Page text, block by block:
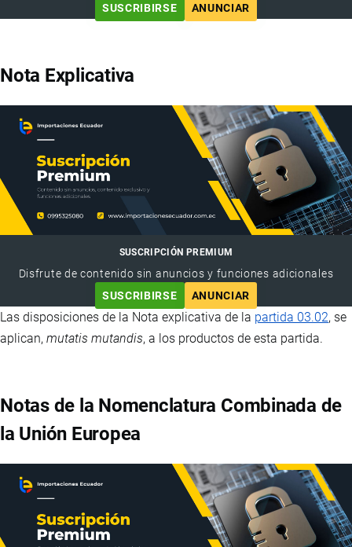
SUSCRIBIRSE
ANUNCIAR
Nota Explicativa
SUSCRIPCIÓN PREMIUM
Disfrute de contenido sin anuncios y funciones adicionales
SUSCRIBIRSE
ANUNCIAR
Las disposiciones de la Nota explicativa de la partida 03.02, se
aplican, mutatis mutandis, a los productos de esta partida.
Notas de la Nomenclatura Combinada de
la Unión Europea